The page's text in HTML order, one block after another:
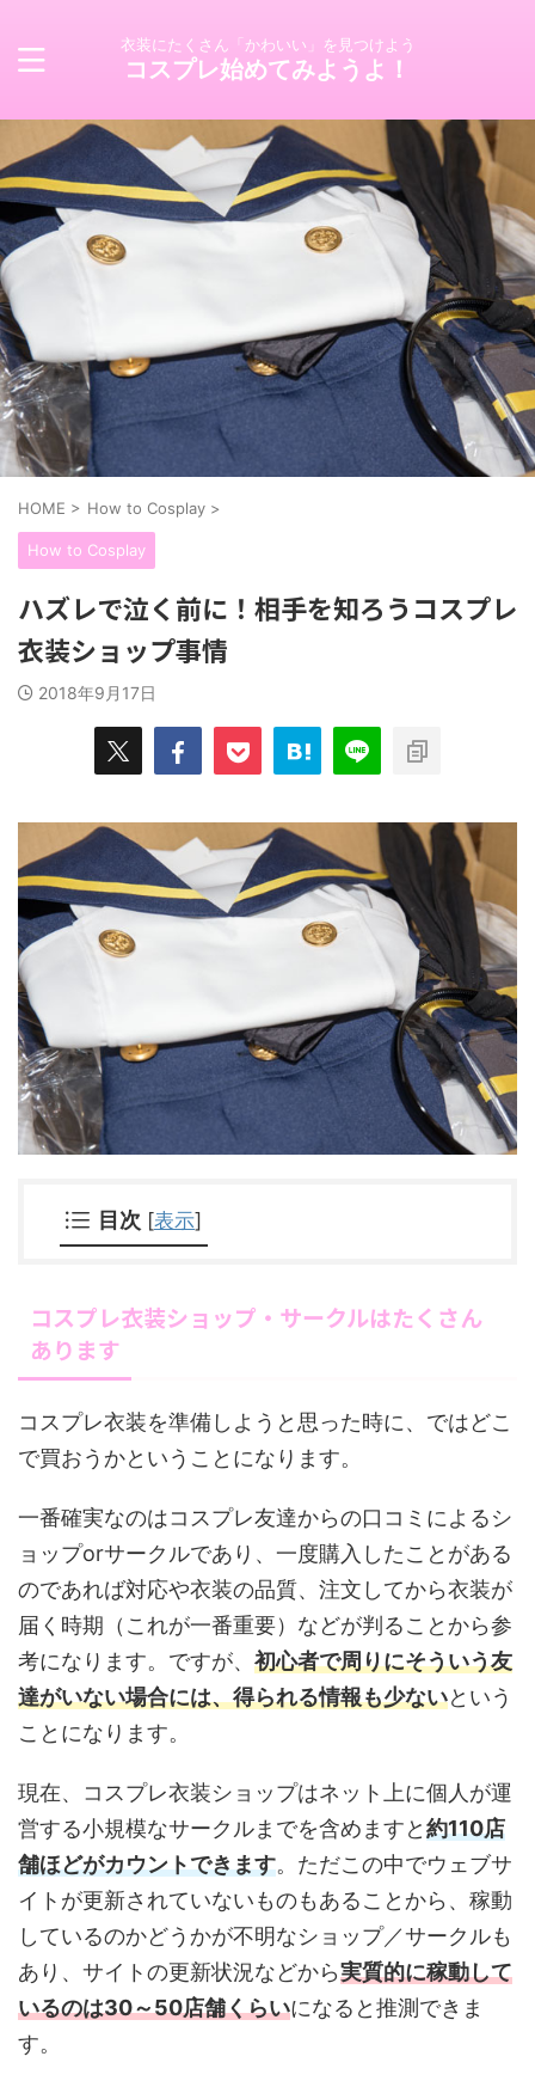
衣装にたくさん「かわいい」を見つけよう
コスプレ始めてみようよ！
HOME > How to Cosplay >
How to Cosplay
ハズレで泣く前に！相手を知ろうコスプレ
衣装ショップ事情
2018年9月17日
目次 [表示]
コスプレ衣装ショップ・サークルはたくさん
あります
コスプレ衣装を準備しようと思った時に、ではどこ
で買おうかということになります。
一番確実なのはコスプレ友達からの口コミによるシ
ョップorサークルであり、一度購入したことがある
のであれば対応や衣装の品質、注文してから衣装が
届く時期（これが一番重要）などが判ることから参
考になります。ですが、 初心者で周りにそういう友
達がいない場合には、得られる情報も少ないという
ことになります。
現在、コスプレ衣装ショップはネット上に個人が運
営する小規模なサークルまでを含めますと約110店
舗ほどがカウントできます。ただこの中でウェブサ
イトが更新されていないものもあることから、稼動
しているのかどうかが不明なショップ／サークルも
あり、サイトの更新状況などから実質的に稼動して
いるのは30～50店舗くらいになると推測できま
す。